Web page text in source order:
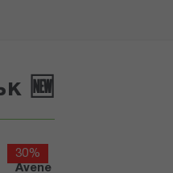
🆕
30%
Avene